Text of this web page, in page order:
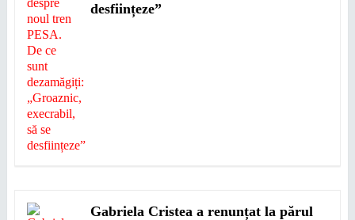
desființeze”
Gabriela Cristea a renunțat la părul